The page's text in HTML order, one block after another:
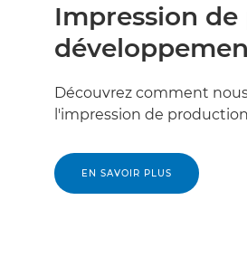
Impression
Découvrez comment
l'impression de
EN SAVOIR PLUS